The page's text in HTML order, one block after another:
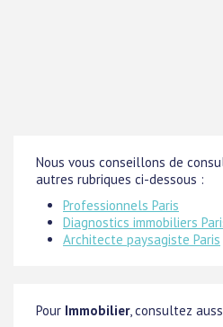
Nous vous conseillons de
autres rubriques ci-dessous :
Professionnels Paris
Diagnostics immobiliers
Architecte paysagiste Paris
Pour Immobilier, consultez